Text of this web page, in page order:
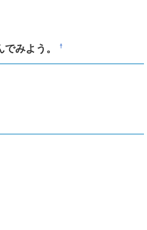
でみよう。†